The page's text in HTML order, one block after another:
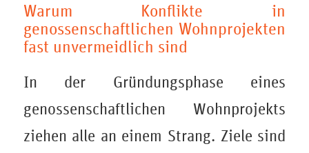
Warum Konflikte in
genossenschaftlichen Wohnprojekten
fast unvermeidlich sind
In der Gründungsphase eines
genossenschaftlichen Wohnprojekts
ziehen alle an einem Strang. Ziele sind